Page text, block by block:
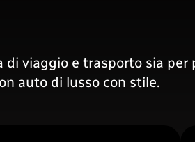
viaggio e trasporto sia
auto di lusso con stile.